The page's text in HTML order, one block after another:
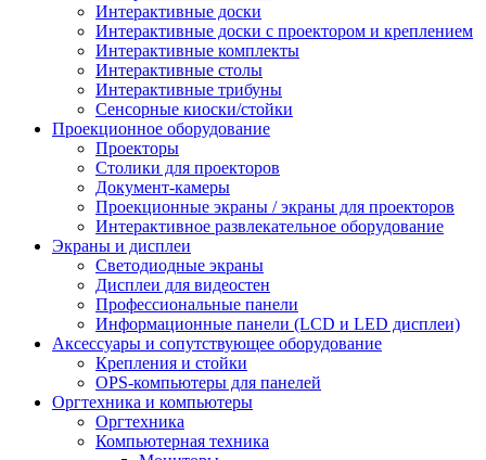
Интерактивные доски
Интерактивные доски с проектором и креплением
Интерактивные комплекты
Интерактивные столы
Интерактивные трибуны
Сенсорные киоски/стойки
Проекционное оборудование
Проекторы
Столики для проекторов
Документ-камеры
Проекционные экраны / экраны для проекторов
Интерактивное развлекательное оборудование
Экраны и дисплеи
Светодиодные экраны
Дисплеи для видеостен
Профессиональные панели
Информационные панели (LCD и LED дисплеи)
Аксессуары и сопутствующее оборудование
Крепления и стойки
OPS-компьютеры для панелей
Оргтехника и компьютеры
Оргтехника
Компьютерная техника